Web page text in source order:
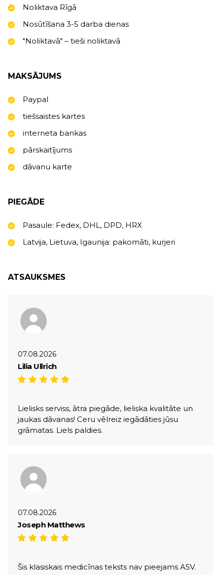
Noliktava Rīgā
Nosūtīšana 3-5 darba dienas
"Noliktavā" – tieši noliktavā
MAKSĀJUMS
Paypal
tiešsaistes kartes
interneta bankas
pārskaitījums
dāvanu karte
PIEGĀDE
Pasaule: Fedex, DHL, DPD, HRX
Latvija, Lietuva, Igaunija: pakomāti, kurjeri
ATSAUKSMES
07.08.2026
Lilia Ullrich
Lielisks serviss, ātra piegāde, lieliska kvalitāte un
jaukas dāvanas! Ceru vēlreiz iegādāties jūsu
grāmatas. Liels paldies.
07.08.2026
Joseph Matthews
Šis klasiskais medicīnas teksts nav pieejams ASV.